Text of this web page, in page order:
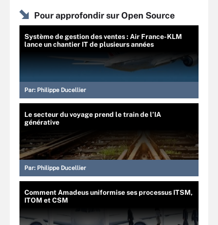
Pour approfondir sur Open Source
Système de gestion des ventes : Air France-KLM
lance un chantier IT de plusieurs années
Par: Philippe Ducellier
Le secteur du voyage prend le train de l’IA
générative
Par: Philippe Ducellier
Comment Amadeus uniformise ses processus ITSM,
ITOM et CSM